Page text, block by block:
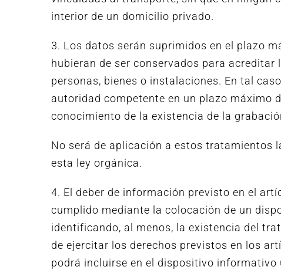
interior de un domicilio privado.
3. Los datos serán suprimidos en el plazo
hubieran de ser conservados para
personas, bienes o instalaciones. En tal
autoridad competente en un plazo máximo
conocimiento de la existencia de la
No será de aplicación a estos tratamientos
esta ley orgánica.
4. El deber de información previsto en el
cumplido mediante la colocación de un
identificando, al menos, la existencia del
de ejercitar los derechos previstos en los
podrá incluirse en el dispositivo